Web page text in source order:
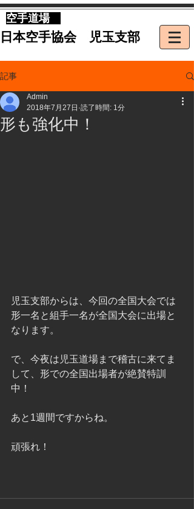
​空手道場
​日本空手協会 児玉支部
記事
形も強化中！
Admin
2018年7月27日 読了時間: 1分
児玉支部からは、今回の全国大会では
形一名と組手一名が全国大会に出場と
なります。
で、今夜は児玉道場まで稽古に来てま
して、形での全国出場者が絶賛特訓
中！
あと1週間ですからね。
頑張れ！